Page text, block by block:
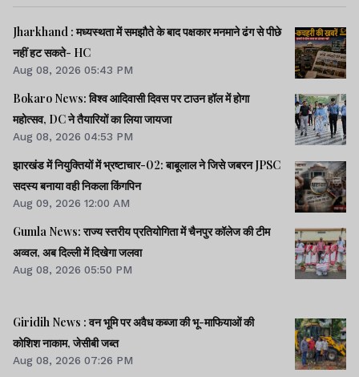
Jharkhand : मध्यस्थता में समझौते के बाद पक्षकार मनमाने ढंग से पीछे
नहीं हट सकते- HC
Aug 08, 2026 05:43 PM
Bokaro News: विश्व आदिवासी दिवस पर टाउन हॉल में होगा
महोत्सव, DC ने तैयारियों का लिया जायजा
Aug 08, 2026 04:53 PM
झारखंड में नियुक्तियों में भ्रष्टाचार-02: बाबूलाल ने जिसे जबरन JPSC
सदस्य बनाया वही निकला किंगपिन
Aug 09, 2026 12:00 AM
Gumla News: राज्य स्तरीय प्रतियोगिता में चैनपुर कॉलेज की टीम
अव्वल, अब दिल्ली में दिखेगा जलवा
Aug 08, 2026 05:50 PM
Giridih News : वन भूमि पर अवैध कब्जा की भू-माफियाओं की
कोशिश नाकाम, जेसीबी जब्त
Aug 08, 2026 07:26 PM